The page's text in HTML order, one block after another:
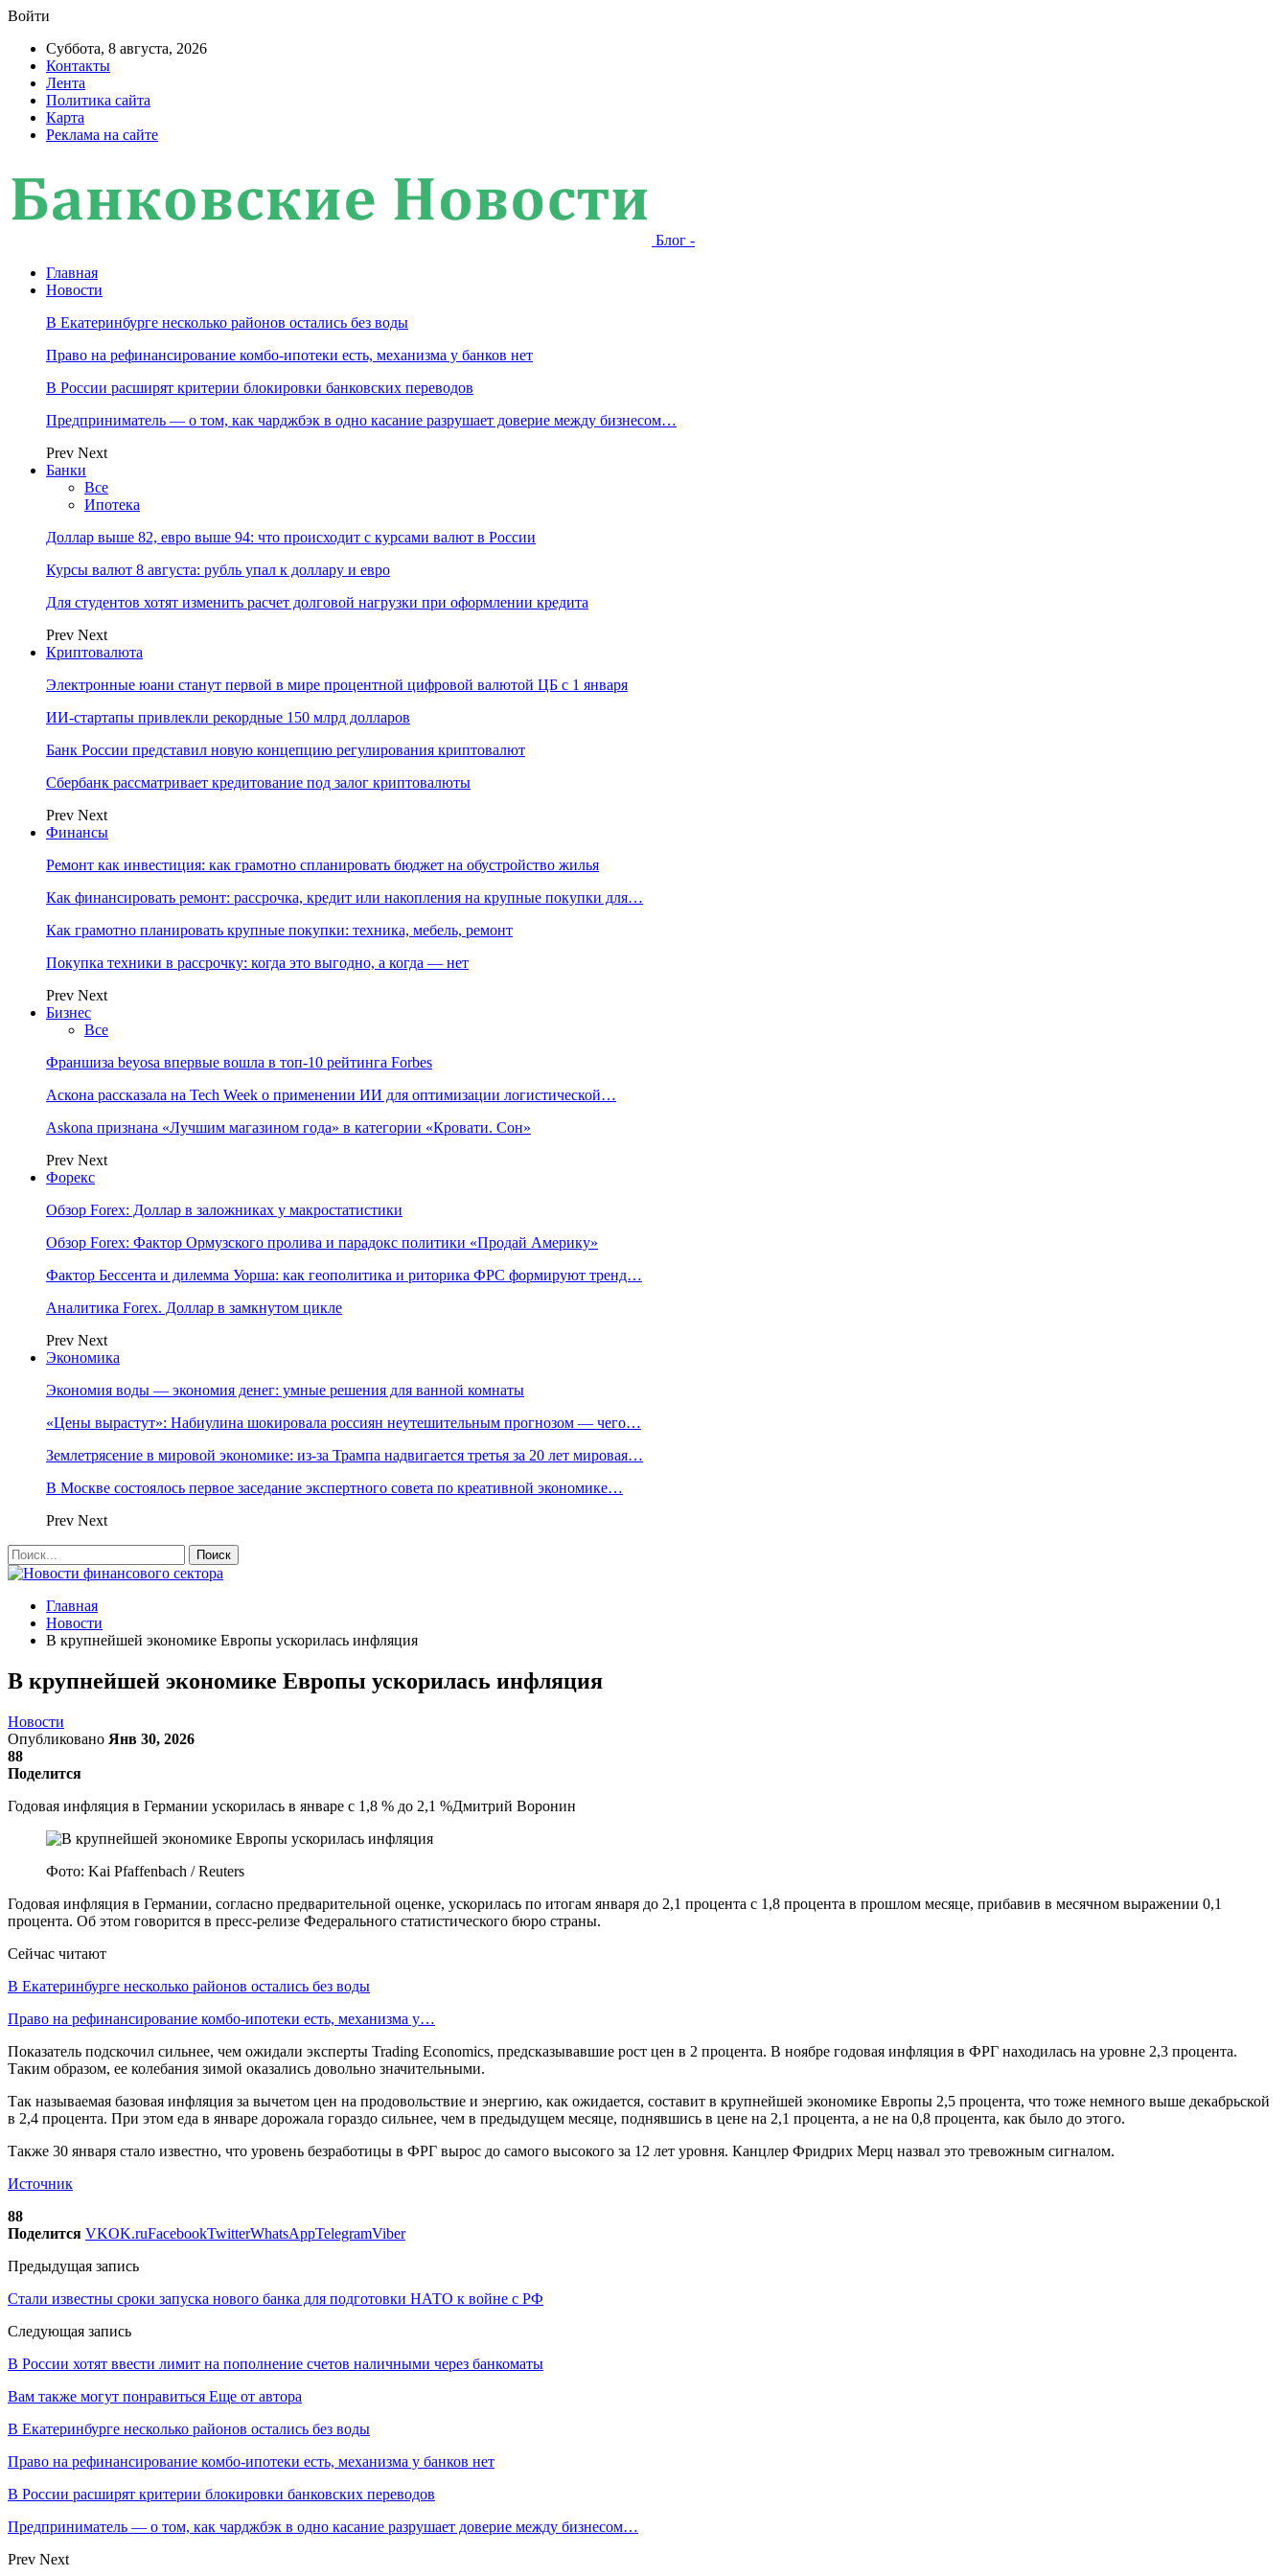
Войти
Суббота, 8 августа, 2026
Контакты
Лента
Политика сайта
Карта
Реклама на сайте
Блог -
Главная
Новости
В Екатеринбурге несколько районов остались без воды
Право на рефинансирование комбо-ипотеки есть, механизма у банков нет
В России расширят критерии блокировки банковских переводов
Предприниматель — о том, как чарджбэк в одно касание разрушает доверие между бизнесом…
Prev Next
Банки
Все
Ипотека
Доллар выше 82, евро выше 94: что происходит с курсами валют в России
Курсы валют 8 августа: рубль упал к доллару и евро
Для студентов хотят изменить расчет долговой нагрузки при оформлении кредита
Prev Next
Криптовалюта
Электронные юани станут первой в мире процентной цифровой валютой ЦБ с 1 января
ИИ-стартапы привлекли рекордные 150 млрд долларов
Банк России представил новую концепцию регулирования криптовалют
Сбербанк рассматривает кредитование под залог криптовалюты
Prev Next
Финансы
Ремонт как инвестиция: как грамотно спланировать бюджет на обустройство жилья
Как финансировать ремонт: рассрочка, кредит или накопления на крупные покупки для…
Как грамотно планировать крупные покупки: техника, мебель, ремонт
Покупка техники в рассрочку: когда это выгодно, а когда — нет
Prev Next
Бизнес
Все
Франшиза beyosa впервые вошла в топ-10 рейтинга Forbes
Аскона рассказала на Tech Week о применении ИИ для оптимизации логистической…
Askona признана «Лучшим магазином года» в категории «Кровати. Сон»
Prev Next
Форекс
Обзор Forex: Доллар в заложниках у макростатистики
Обзор Forex: Фактор Ормузского пролива и парадокс политики «Продай Америку»
Фактор Бессента и дилемма Уорша: как геополитика и риторика ФРС формируют тренд…
Аналитика Forex. Доллар в замкнутом цикле
Prev Next
Экономика
Экономия воды — экономия денег: умные решения для ванной комнаты
«Цены вырастут»: Набиулина шокировала россиян неутешительным прогнозом — чего…
Землетрясение в мировой экономике: из-за Трампа надвигается третья за 20 лет мировая…
В Москве состоялось первое заседание экспертного совета по креативной экономике…
Prev Next
Главная
Новости
В крупнейшей экономике Европы ускорилась инфляция
В крупнейшей экономике Европы ускорилась инфляция
Новости
Опубликовано Янв 30, 2026
88
Поделится
Годовая инфляция в Германии ускорилась в январе с 1,8 % до 2,1 %Дмитрий Воронин
Фото: Kai Pfaffenbach / Reuters
Годовая инфляция в Германии, согласно предварительной оценке, ускорилась по итогам января до 2,1 процента с 1,8 процента в прошлом месяце, прибавив в месячном выражении 0,1
процента. Об этом говорится в пресс-релизе Федерального статистического бюро страны.
Сейчас читают
В Екатеринбурге несколько районов остались без воды
Право на рефинансирование комбо-ипотеки есть, механизма у…
Показатель подскочил сильнее, чем ожидали эксперты Trading Economics, предсказывавшие рост цен в 2 процента. В ноябре годовая инфляция в ФРГ находилась на уровне 2,3 процента.
Таким образом, ее колебания зимой оказались довольно значительными.
Так называемая базовая инфляция за вычетом цен на продовольствие и энергию, как ожидается, составит в крупнейшей экономике Европы 2,5 процента, что тоже немного выше декабрьской
в 2,4 процента. При этом еда в январе дорожала гораздо сильнее, чем в предыдущем месяце, поднявшись в цене на 2,1 процента, а не на 0,8 процента, как было до этого.
Также 30 января стало известно, что уровень безработицы в ФРГ вырос до самого высокого за 12 лет уровня. Канцлер Фридрих Мерц назвал это тревожным сигналом.
Источник
88
Поделится VKOK.ruFacebookTwitterWhatsAppTelegramViber
Предыдущая запись
Стали известны сроки запуска нового банка для подготовки НАТО к войне с РФ
Следующая запись
В России хотят ввести лимит на пополнение счетов наличными через банкоматы
Вам также могут понравиться Еще от автора
В Екатеринбурге несколько районов остались без воды
Право на рефинансирование комбо-ипотеки есть, механизма у банков нет
В России расширят критерии блокировки банковских переводов
Предприниматель — о том, как чарджбэк в одно касание разрушает доверие между бизнесом…
Prev Next